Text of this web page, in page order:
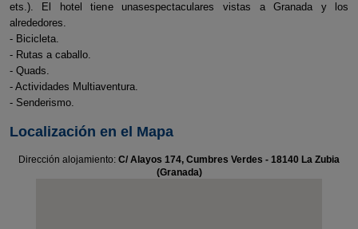
ets.). El hotel tiene unasespectaculares vistas a Granada y los
alrededores.
- Bicicleta.
- Rutas a caballo.
- Quads.
- Actividades Multiaventura.
- Senderismo.
Localización en el Mapa
Dirección alojamiento: C/ Alayos 174, Cumbres Verdes - 18140 La Zubia
(Granada)